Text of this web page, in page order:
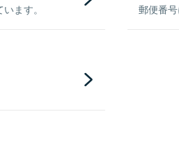
ます。 郵便番